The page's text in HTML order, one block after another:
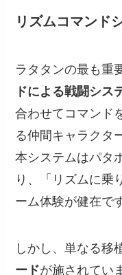
リズムコマンド
ラタタンの最も重
ドによる戦闘シス
合わせてコマンド
る仲間キャラクタ
本システムはパタ
り、「リズムに乗
ーム体験が健在で
しかし、単なる移
ードが施されてい